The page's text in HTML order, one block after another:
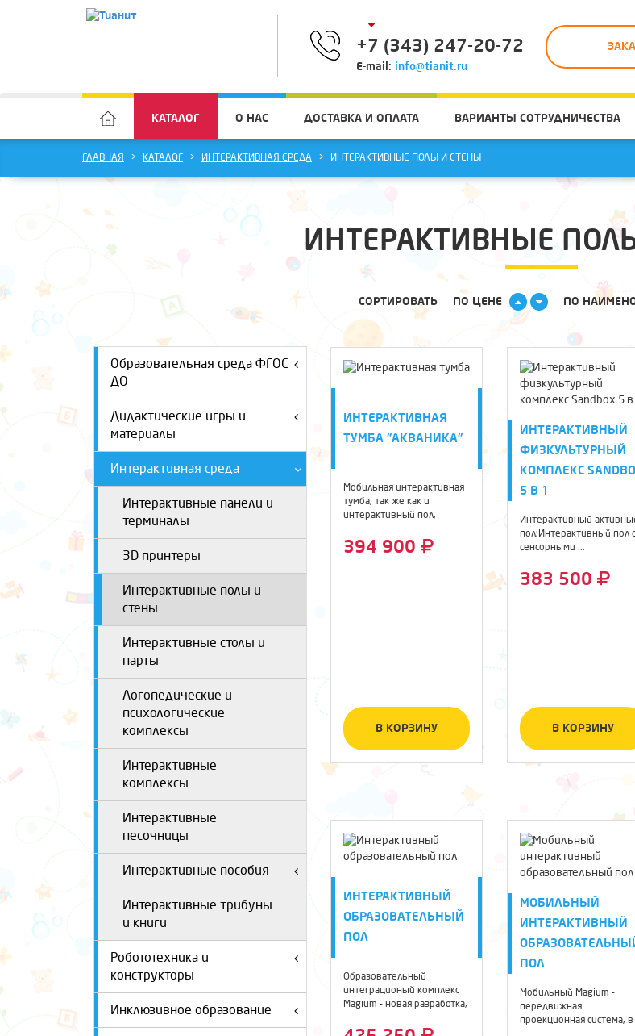
+7 (343) 247-20-72
E-mail: info@tianit.ru
КАТАЛОГ О НАС ДОСТАВКА И ОПЛАТА ВАРИАНТЫ СОТРУДНИЧЕСТВА
ГЛАВНАЯ КАТАЛОГ ИНТЕРАКТИВНАЯ СРЕДА ИНТЕРАКТИВНЫЕ ПОЛЫ И СТЕНЫ
ИНТЕРАКТИВНЫЕ
СОРТИРОВАТЬ ПО ЦЕНЕ ПО
Образовательная среда ФГОС
ДО
Дидактические игры и
материалы
Интерактивная среда
Интерактивные панели и
терминалы
3D принтеры
Интерактивные полы и
стены
Интерактивные столы и
парты
Логопедические и
психологические
комплексы
Интерактивные
комплексы
Интерактивные
песочницы
Интерактивные пособия
Интерактивные трибуны
и книги
Робототехника и
конструкторы
Инклюзивное образование
ИНТЕРАКТИВНАЯ
ТУМБА "АКВАНИКА"
Мобильная интерактивная
тумба, так же как и
интерактивный пол,
394 900
В КОРЗИНУ
ИНТЕРАКТИВНЫЙ
ФИЗКУЛЬТУРНЫЙ
КОМПЛЕКС
5 В 1
Интерактивный
пол;Интерактивный пол с
сенсорными ...
383 500
В КОРЗИНУ
ИНТЕРАКТИВНЫЙ
ОБРАЗОВАТЕЛЬНЫЙ
ПОЛ
Образовательный
интеграционый комплекс
Magium - новая разработка,
МОБИЛЬНЫЙ
ИНТЕРАКТИВНЫЙ
ПОЛ
Мобильный Magium -
передвижная
проекционная система, в